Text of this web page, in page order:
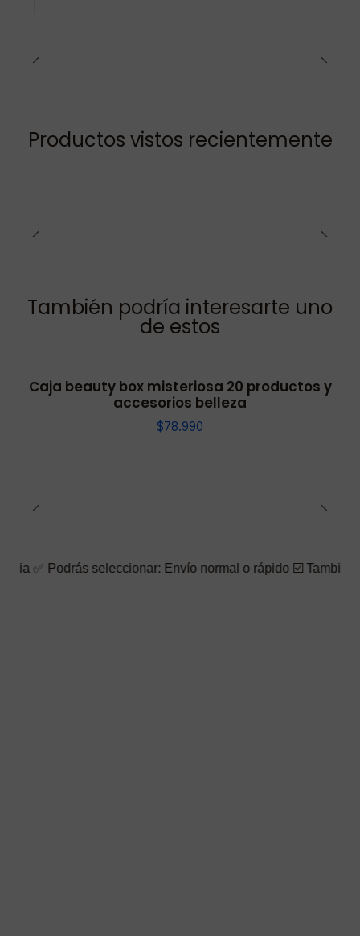
Productos vistos recientemente
También podría interesarte uno
de estos
Caja beauty box misteriosa 20 productos y
accesorios belleza
$78.990
Envío normal o rápido ☑️ También puedes